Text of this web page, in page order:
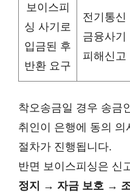
보이스피
싱 사기로
입금된 후
반환 요구
전기통신
금융사기
피해신고
착오송금일 경우 송금
취인이 은행에 동의
절차가 진행됩니다.
반면 보이스피싱은 신
정지 → 자금 보호 →